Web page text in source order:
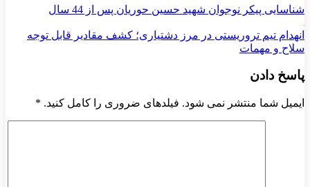
شناسایی پیکر نوجوان شهید حسین حوریان پس از 44 سال
انهدام تیم تروریستی در مرز دشتیاری؛ کشف مقادیر قابل توجه
سلاح و مهمات
پاسخ دادن
ایمیل شما منتشر نمی شود. فیلدهای ضروری را کامل کنید. *